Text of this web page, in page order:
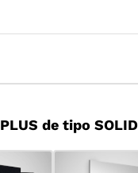
de tipo SOLID